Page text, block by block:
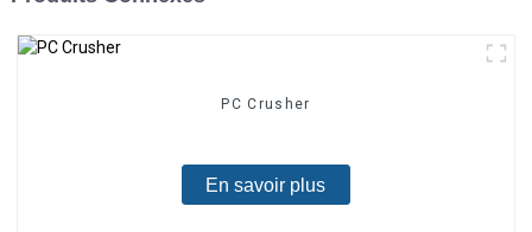
PC Crusher
En savoir plus